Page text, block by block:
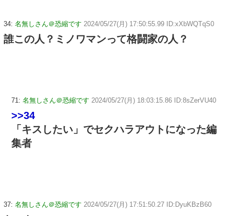
34: 名無しさん＠恐縮です 2024/05/27(月) 17:50:55.99 ID:xXbWQTqS0
誰この人？ミノワマンって格闘家の人？
71: 名無しさん＠恐縮です 2024/05/27(月) 18:03:15.86 ID:8sZerVU40
>>34
「キスしたい」でセクハラアウトになった編
集者
37: 名無しさん＠恐縮です 2024/05/27(月) 17:51:50.27 ID:DyuKBzB60